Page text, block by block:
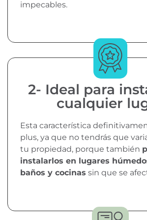
impecables.
2- Ideal para
cualquier
Esta característica
plus, ya que no tendrás que
tu propiedad, porque también
instalarlos en lugares
baños y cocinas sin que se